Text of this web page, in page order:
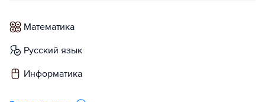
математика
русский язык
информатика